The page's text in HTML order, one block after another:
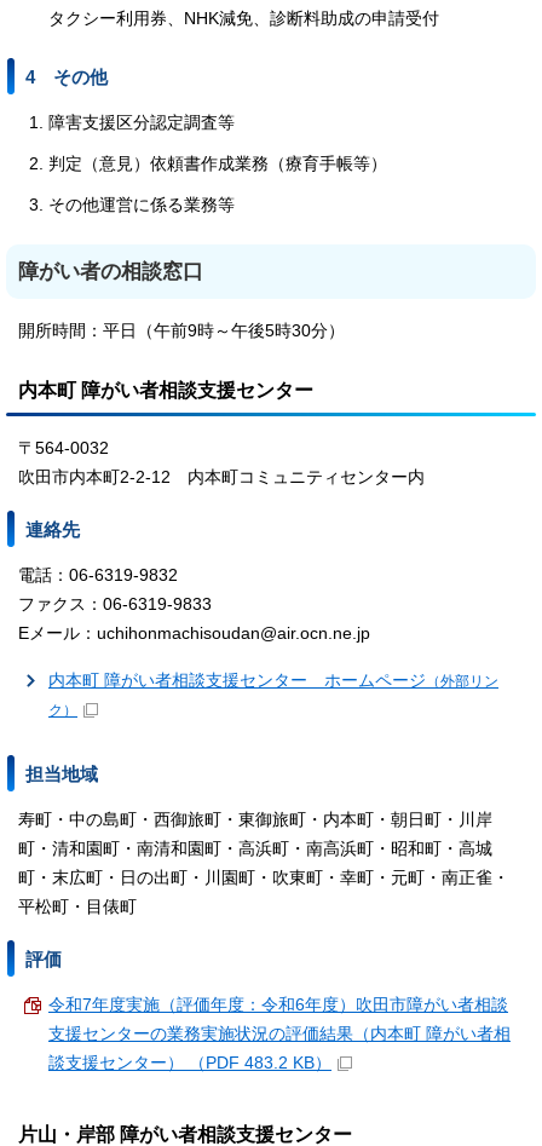
タクシー利用券、NHK減免、診断料助成の申請受付
4 その他
障害支援区分認定調査等
判定（意見）依頼書作成業務（療育手帳等）
その他運営に係る業務等
障がい者の相談窓口
開所時間：平日（午前9時～午後5時30分）
内本町 障がい者相談支援センター
〒564-0032
吹田市内本町2-2-12 内本町コミュニティセンター内
連絡先
電話：06-6319-9832
ファクス：06-6319-9833
Eメール：uchihonmachisoudan@air.ocn.ne.jp
内本町 障がい者相談支援センター ホームページ （外部リン
ク）
担当地域
寿町・中の島町・西御旅町・東御旅町・内本町・朝日町・川岸
町・清和園町・南清和園町・高浜町・南高浜町・昭和町・高城
町・末広町・日の出町・川園町・吹東町・幸町・元町・南正雀・
平松町・目俵町
評価
令和7年度実施（評価年度：令和6年度）吹田市障がい者相談
支援センターの業務実施状況の評価結果（内本町 障がい者相
談支援センター） （PDF 483.2 KB）
片山・岸部 障がい者相談支援センター